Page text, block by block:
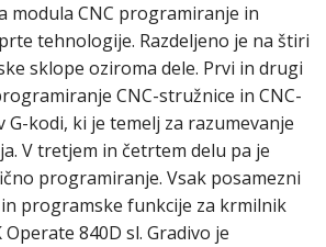
modula CNC programiranje in
tehnologije. Razdeljeno je na štiri
sklope oziroma dele. Prvi in drugi
CNC-stružnice in CNC-
kodi, ki je temelj za razumevanje
V tretjem in četrtem delu pa je
programiranje. Vsak posamezni
programske funkcije za krmilnik
Operate 840D sl. Gradivo je